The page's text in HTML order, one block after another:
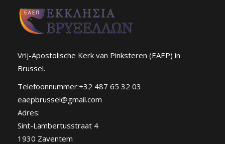
Vrij-Apostolische Kerk van Pinksteren (EAEP) in
Brussel.
Telefoonnummer:+32 487 65 32 03
eaepbrussel@gmail.com
Adres:
Sint-Lambertusstraat 4
1930 Zaventem